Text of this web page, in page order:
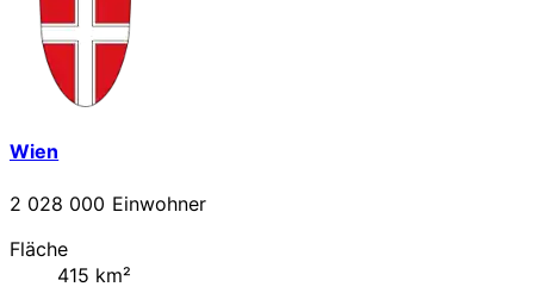
Wien
2 028 000 Einwohner
Fläche
415 km²